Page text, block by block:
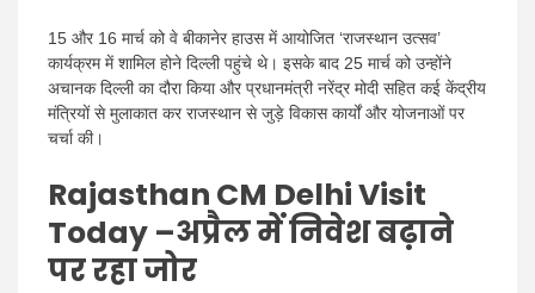
15 और 16 मार्च को वे बीकानेर हाउस में आयोजित ‘राजस्थान उत्सव’
कार्यक्रम में शामिल होने दिल्ली पहुंचे थे। इसके बाद 25 मार्च को उन्होंने
अचानक दिल्ली का दौरा किया और प्रधानमंत्री नरेंद्र मोदी सहित कई केंद्रीय
मंत्रियों से मुलाकात कर राजस्थान से जुड़े विकास कार्यों और योजनाओं पर
चर्चा की।
Rajasthan CM Delhi Visit
Today –अप्रैल में निवेश बढ़ाने
पर रहा जोर